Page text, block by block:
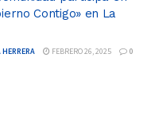
Contigo» en La
FEBRERO 26, 2025 0